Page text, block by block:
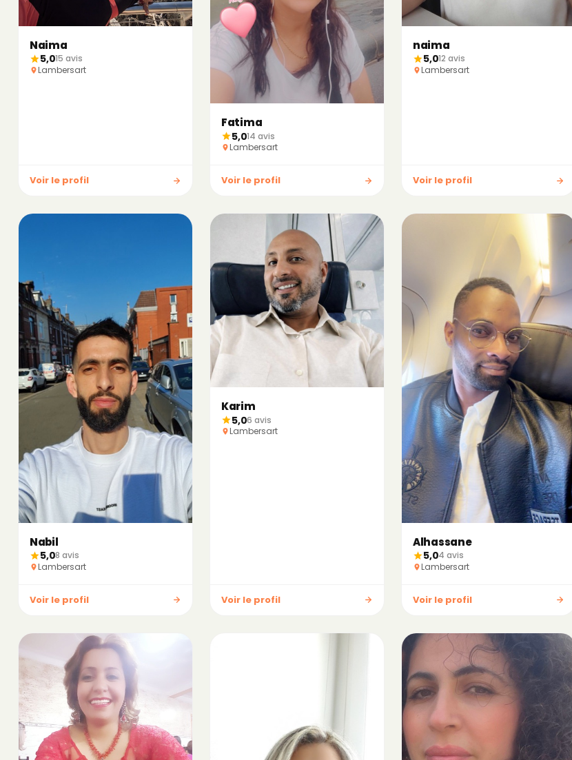
Naima
5,015 avis
Lambersart
Voir le profil
Fatima
5,014 avis
Lambersart
Voir le profil
naima
5,012 avis
Lambersart
Voir le profil
Nabil
5,08 avis
Lambersart
Voir le profil
Karim
5,06 avis
Lambersart
Voir le profil
Alhassane
5,04 avis
Lambersart
Voir le profil